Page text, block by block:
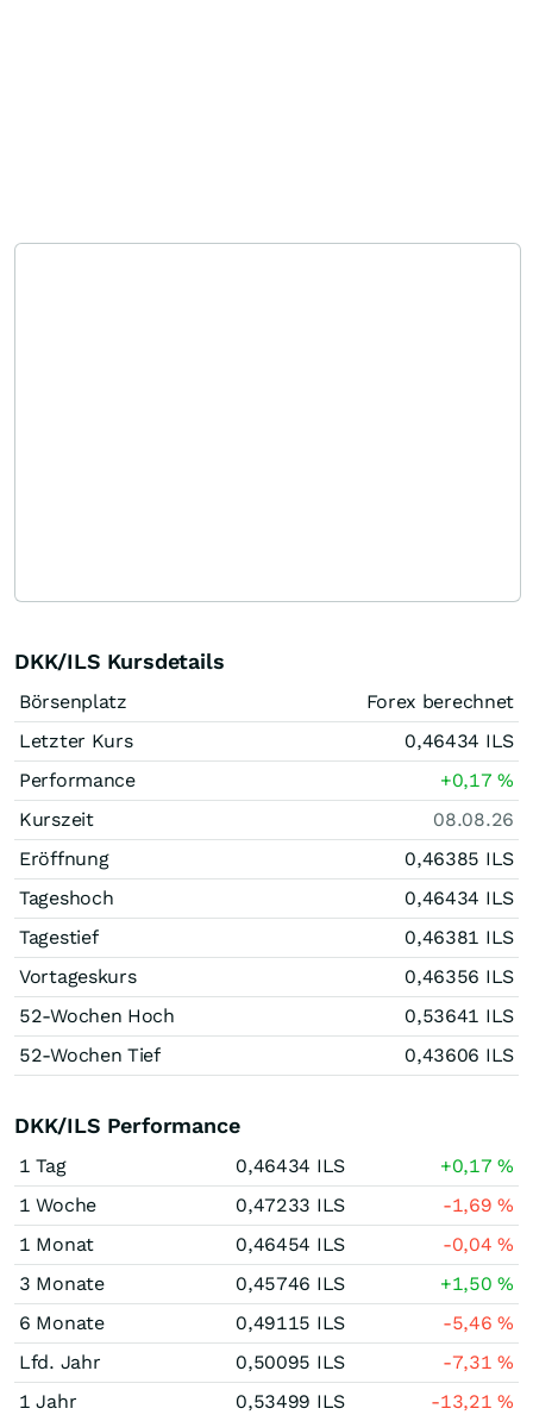
DKK/ILS Kursdetails
Börsenplatz
Forex berechnet
Letzter Kurs
0,46434 ILS
Performance
+0,17%
Kurszeit
08.08.26
Eröffnung
0,46385 ILS
Tageshoch
0,46434 ILS
Tagestief
0,46381 ILS
Vortageskurs
0,46356 ILS
52-Wochen Hoch
0,53641 ILS
52-Wochen Tief
0,43606 ILS
DKK/ILS Performance
1 Tag 0,46434 ILS +0,17%
1 Woche
0,47233 ILS -1,69%
1 Monat
0,46454 ILS -0,04%
3 Monate
0,45746 ILS +1,50%
6 Monate
0,49115 ILS -5,46%
Lfd. Jahr
0,50095 ILS -7,31%
1 Jahr
0,53499 ILS -13,21%